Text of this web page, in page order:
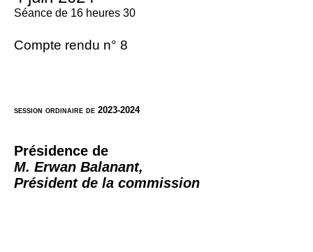
Séance de 16 heures 30
Compte rendu n° 8
session ordinaire de 2023-2024
Présidence de
M. Erwan Balanant,
Président de la commission